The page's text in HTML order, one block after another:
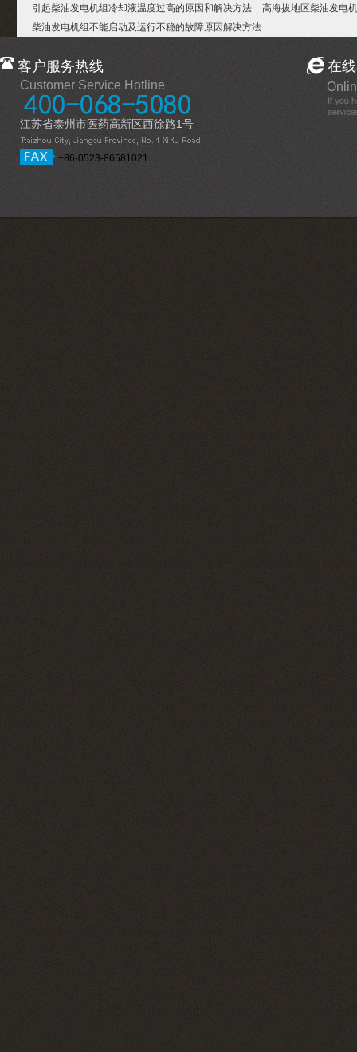
引起柴油发电机组冷却液温度过高的原因和解决方法
高海拔地区柴油发电
柴油发电机组不能启动及运行不稳的故障原因解决方法
客户服务热线
Customer Service Hotline
江苏省泰州市医药高新区西徐路1号
+86-0523-86581021
在